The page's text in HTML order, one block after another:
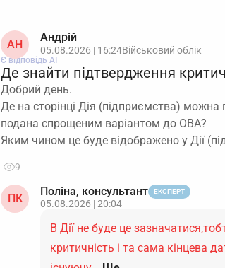
АН
Андрій
05.08.2026 | 16:24Військовий облік
Є відповідь АІ
Де знайти підтвердження
Добрий день.
Де на сторінці Дія (підприємства)
подана спрощеним варіантом до ОВА?
Яким чином це буде відображено у Дії
9
ПК
Поліна, консультант ЕКСПЕРТ
05.08.2026 | 20:04
В Дії не буде це
критичність і та сама кінцева